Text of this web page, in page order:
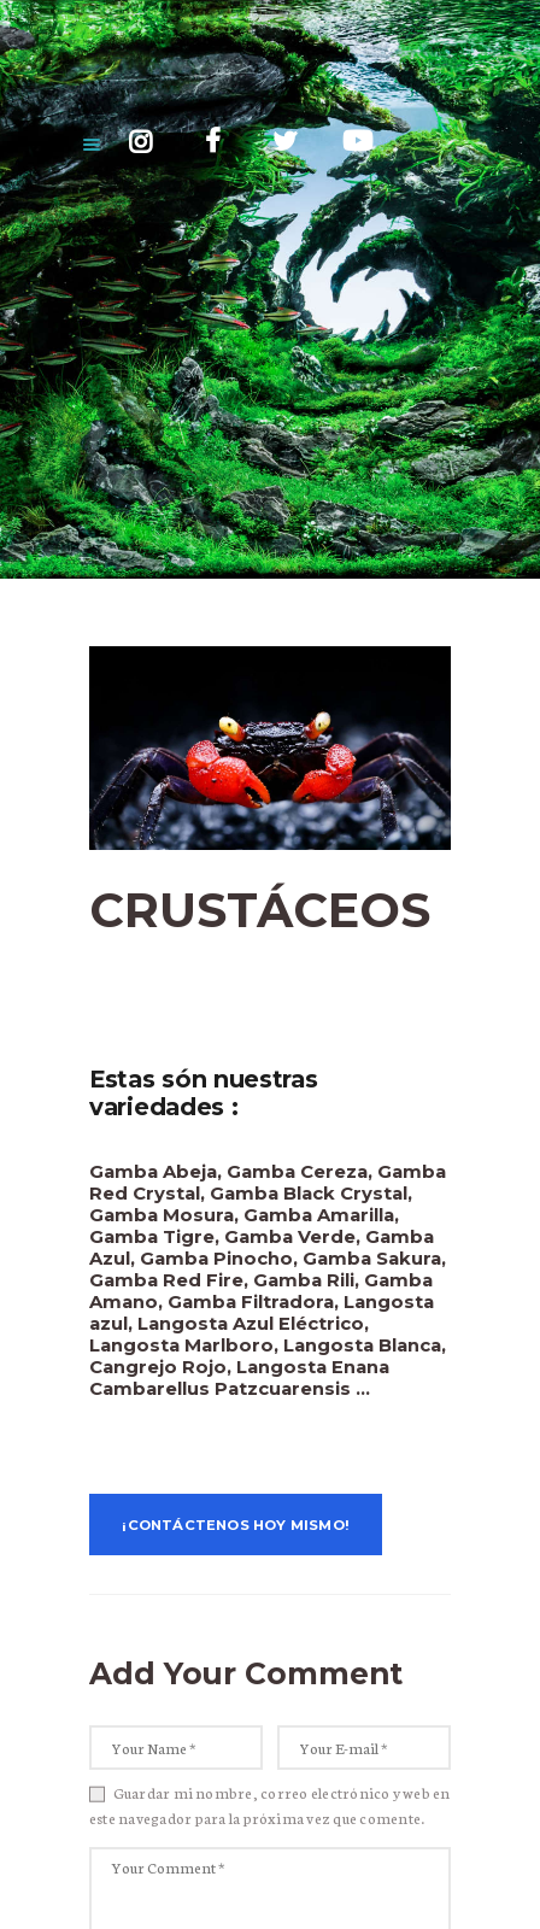
ALBEPET – PECES DE CALIDAD
Y MÁS...
venta peces mayorista
INICIO
¿QUIÉNES SOMOS?
ANIMALES Y PRODUCTOS
CONTACTO
CRUSTÁCEOS
Estas són nuestras
variedades :
Gamba Abeja, Gamba Cereza, Gamba
Red Crystal, Gamba Black Crystal,
Gamba Mosura, Gamba Amarilla,
Gamba Tigre, Gamba Verde, Gamba
Azul, Gamba Pinocho, Gamba Sakura,
Gamba Red Fire, Gamba Rili, Gamba
Amano, Gamba Filtradora, Langosta
azul, Langosta Azul Eléctrico,
Langosta Marlboro, Langosta Blanca,
Cangrejo Rojo, Langosta Enana
Cambarellus Patzcuarensis …
¡CONTÁCTENOS HOY MISMO!
Add Your Comment
Guardar mi nombre, correo electrónico y web en
este navegador para la próxima vez que comente.